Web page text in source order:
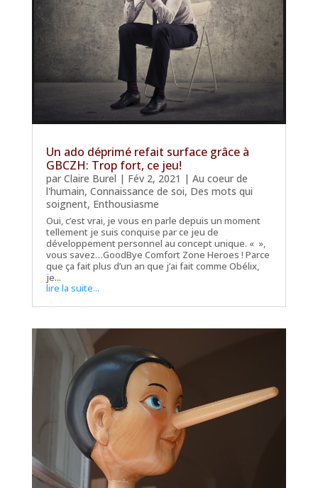
Un ado déprimé refait surface grâce à
GBCZH: Trop fort, ce jeu!
par Claire Burel | Fév 2, 2021 | Au coeur de
l'humain, Connaissance de soi, Des mots qui
soignent, Enthousiasme
Oui, c’est vrai, je vous en parle depuis un moment
tellement je suis conquise par ce jeu de
développement personnel au concept unique. « »,
vous savez…GoodBye Comfort Zone Heroes ! Parce
que ça fait plus d’un an que j’ai fait comme Obélix,
je...
lire la suite...